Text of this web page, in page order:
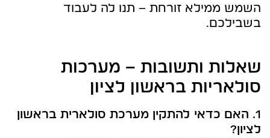
השמש ממילא זורחת – תנו לה לעבוד
בשבילכם.
שאלות ותשובות – מערכות
סולאריות בראשון לציון
1. האם כדאי להתקין מערכת סולארית בראשון
לציון?